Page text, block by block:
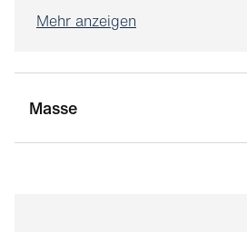
Mehr anzeigen
Masse